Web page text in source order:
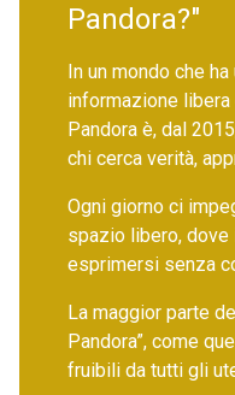
Pandora?"
In un mondo che
informazione
Pandora è, dal
chi cerca verità,
Ogni giorno ci
spazio libero,
esprimersi senza
La maggior parte
Pandora”, come
fruibili da tutti gli